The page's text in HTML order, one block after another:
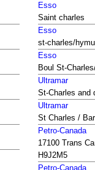
Esso
Saint charles
Esso
st-charles/
Esso
Boul St-
Ultramar
St-Charles and
Ultramar
St Charles /
Petro-Canada
17100 Trans
H9J2M5
Petro-Canada